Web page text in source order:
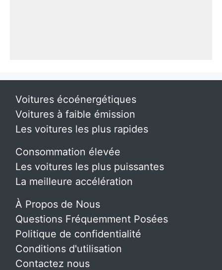
Voitures écoénergétiques
Voitures à faible émission
Les voitures les plus rapides
Consommation élevée
Les voitures les plus puissantes
La meilleure accélération
À Propos de Nous
Questions Fréquemment Posées
Politique de confidentialité
Conditions d'utilisation
Contactez nous